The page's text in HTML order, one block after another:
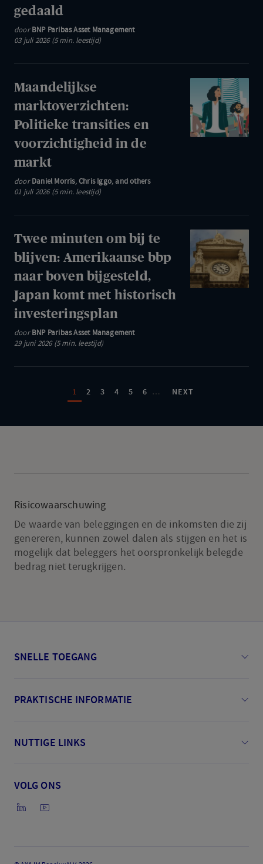
helft
van
jaar
voor
de
gedaald
doorBNP Paribas Asset Management
03 juli 2026 (5 min. leestijd)
Maandelijkse
Politieke
transities
markt
Maandelijkse
marktoverzichten:
Politieke transities en
voorzichtigheid in de
markt
doorDaniel Morris,Chris Iggo,and others
01 juli 2026 (5 min. leestijd)
Twee
minuten
om
bij
naar
bijgesteld,
komt
Twee minuten om bij te
blijven: Amerikaanse bbp
naar boven bijgesteld,
Japan komt met historisch
investeringsplan
doorBNP Paribas Asset Management
29 juni 2026 (5 min. leestijd)
PAGE
1 PAGE
2 PAGE
3 PAGE
4 PAGE
5 PAGE
6 … NEXT PAGE
NEXT
Risicowaarschuwing
De waarde van beleggingen en de inkomsten die zij
genereren, kunnen zowel dalen als stijgen en het is
mogelijk dat beleggers het oorspronkelijk belegde
bedrag niet terugkrijgen.
SNELLE TOEGANG
PRAKTISCHE INFORMATIE
NUTTIGE LINKS
VOLG ONS